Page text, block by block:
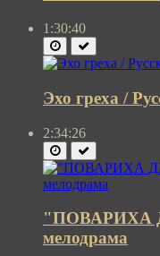
1:30:40
Эхо греха /
2:34:26
"ПОВАРИХА
мелодрама